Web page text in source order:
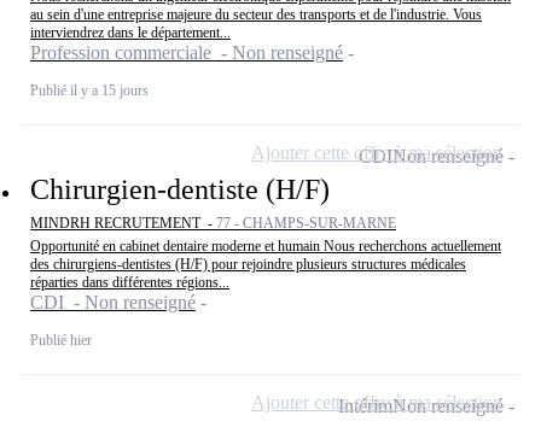
au sein d'une entreprise majeure du secteur des transports et de l'industrie. Vous
interviendrez dans le département...
Profession commerciale - Non renseigné
Publié il y a 15 jours
Chirurgien-dentiste (H/F)
MINDRH RECRUTEMENT - 77 - CHAMPS-SUR-MARNE
Opportunité en cabinet dentaire moderne et humain Nous recherchons actuellement
des chirurgiens-dentistes (H/F) pour rejoindre plusieurs structures médicales
réparties dans différentes régions...
CDI - Non renseigné
Publié hier
CDINon renseigné
Ajouter cette offre à ma sélection
IntérimNon renseigné
Ajouter cette offre à ma sélection